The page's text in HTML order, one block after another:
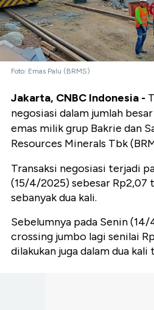
Foto: Emas Palu (BRMS)
Jakarta, CNBC Indonesia -
negosiasi dalam jumlah
emas milik grup Bakrie dan
Resources Minerals Tbk
Transaksi negosiasi terjadi
(15/4/2025) sebesar Rp2,07
sebanyak dua kali.
Sebelumnya pada Senin
crossing jumbo lagi senilai
dilakukan juga dalam dua kali